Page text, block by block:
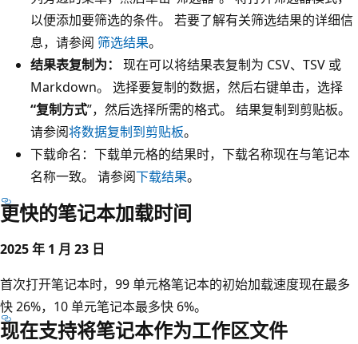
以便添加要筛选的条件。 若要了解有关筛选结果的详细信
息，请参阅 筛选结果。
结果表复制为：
现在可以将结果表复制为 CSV、TSV 或
Markdown。 选择要复制的数据，然后右键单击，选择
“复制方式”，然后选择所需的格式。 结果复制到剪贴板。
请参阅将数据复制到剪贴板。
下载命名： 下载单元格的结果时，下载名称现在与笔记本
名称一致。 请参阅下载结果。
更快的笔记本加载时间
2025 年 1 月 23 日
首次打开笔记本时，99 单元格笔记本的初始加载速度现在最多
快 26%，10 单元笔记本最多快 6%。
现在支持将笔记本作为工作区文件